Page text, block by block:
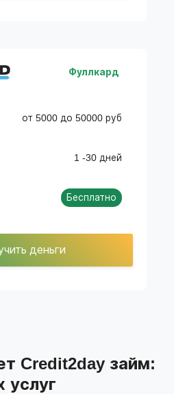
Фуллкард
от 5000 до 50000 руб
1 -30 дней
Бесплатно
деньги
Credit2day займ:
услуг